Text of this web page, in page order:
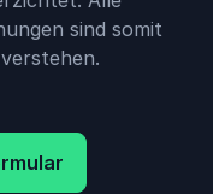
sind somit